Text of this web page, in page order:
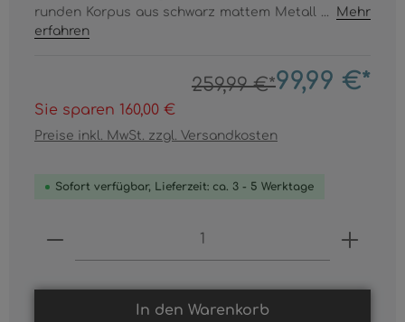
runden Korpus aus schwarz mattem Metall ...
Mehr
erfahren
259,99 €*99,99 €*
Sie sparen 160,00 €
Preise inkl. MwSt. zzgl. Versandkosten
Sofort verfügbar, Lieferzeit: ca. 3 - 5 Werktage
Produkt Anzahl: Gib den
In den Warenkorb